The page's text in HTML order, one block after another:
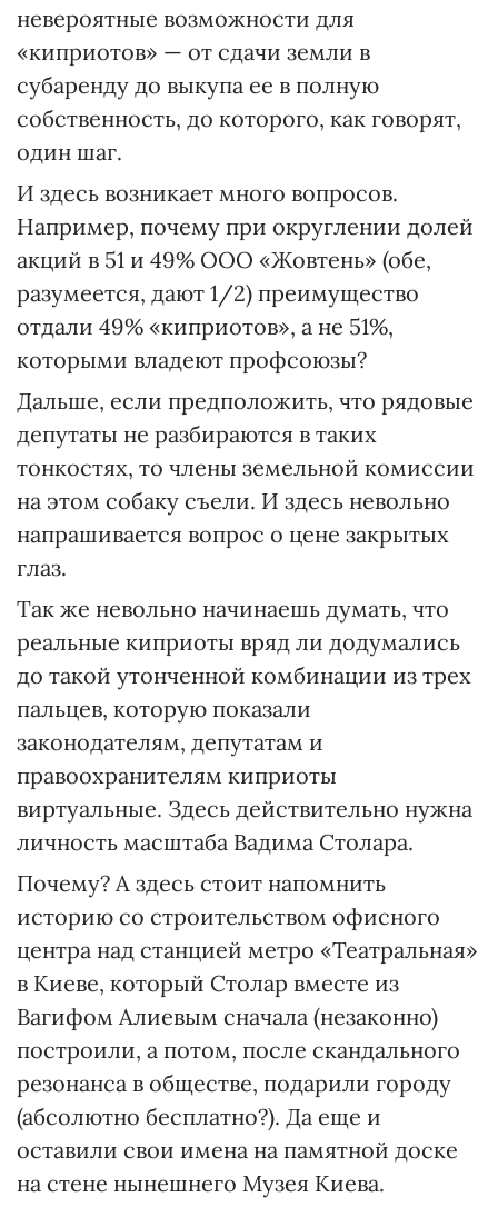
невероятные возможности для
«киприотов» — от сдачи земли в
субаренду до выкупа ее в полную
собственность, до которого, как говорят,
один шаг.
И здесь возникает много вопросов.
Например, почему при округлении долей
акций в 51 и 49% ООО «Жовтень» (обе,
разумеется, дают 1/2) преимущество
отдали 49% «киприотов», а не 51%,
которыми владеют профсоюзы?
Дальше, если предположить, что рядовые
депутаты не разбираются в таких
тонкостях, то члены земельной комиссии
на этом собаку съели. И здесь невольно
напрашивается вопрос о цене закрытых
глаз.
Так же невольно начинаешь думать, что
реальные киприоты вряд ли додумались
до такой утонченной комбинации из трех
пальцев, которую показали
законодателям, депутатам и
правоохранителям киприоты
виртуальные. Здесь действительно нужна
личность масштаба Вадима Столара.
Почему? А здесь стоит напомнить
историю со строительством офисного
центра над станцией метро «Театральная»
в Киеве, который Столар вместе из
Вагифом Алиевым сначала (незаконно)
построили, а потом, после скандального
резонанса в обществе, подарили городу
(абсолютно бесплатно?). Да еще и
оставили свои имена на памятной доске
на стене нынешнего Музея Киева.